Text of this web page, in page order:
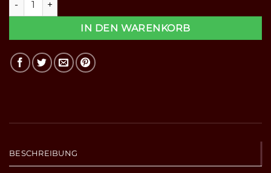
IN DEN WARENKORB
BESCHREIBUNG